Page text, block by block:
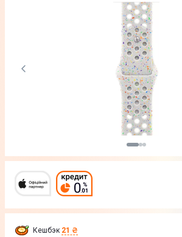
Кешбэк 21 ₴